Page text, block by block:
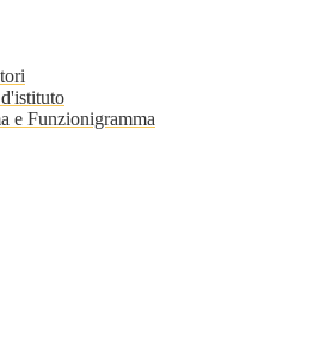
e Funzionigramma